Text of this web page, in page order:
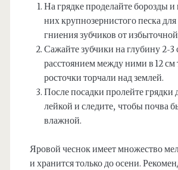
На грядке проделайте борозды и
них крупнозернистого песка
гниения зубчиков от
Сажайте зубчики на глубину 2-3
расстоянием между ними в 12 см
росточки торчали над землей.
После посадки пролейте грядки
лейкой и следите, чтобы почва
влажной.
Яровой чеснок имеет множество
и хранится только до осени.